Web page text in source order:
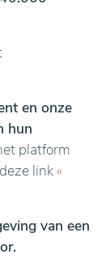
en onze
hun
platform
link «
van een